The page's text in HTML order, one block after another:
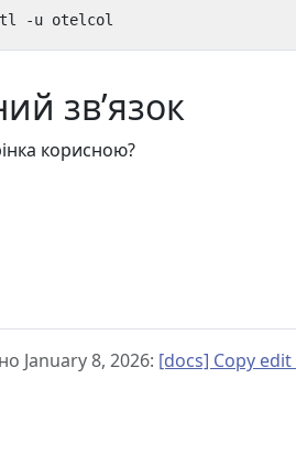
зв’язок
корисною?
January 8, 2026: [docs] Copy